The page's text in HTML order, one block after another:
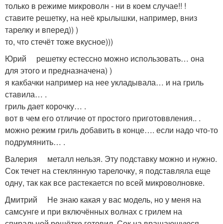
только в режиме микроволн - ни в коем случае!! !
ставите решетку, на неё крылышки, например, вниз
тарелку и вперед)) )
то, что стечёт тоже вкусное)))
Юрий решетку естессно можно использовать… она
для этого и предназначена) )
я какбачки например на нее укладывала… и на гриль
ставила… .
гриль дает корочку… .
вот в чем его отличие от простого приготоввления.. .
можно режим гриль добавить в конце…. если надо что-то
подрумянить… .
Валерия металл нельзя. Эту подставку можно и нужно.
Сок течет на стеклянную тарелочку, я подставляла еще
одну, так как все растекается по всей микроволновке.
Дмитрий Не знаю какая у вас модель, но у меня на
самсунге и при включённых волнах с грилем на